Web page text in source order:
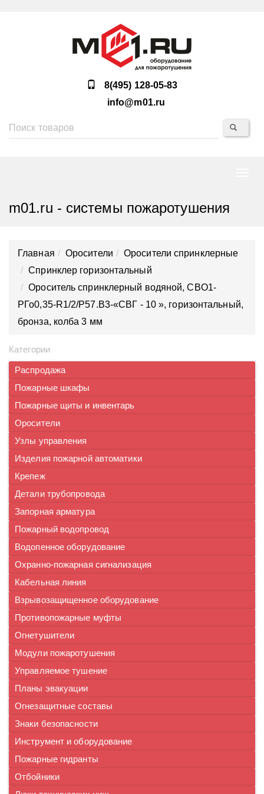
8(495) 128-05-83
info@m01.ru
m01.ru - системы пожаротушения
Главная Оросители
Оросители спринклерные
Спринклер горизонтальный
Ороситель спринклерный водяной, CВO1-
PГо0,35-R1/2/P57.B3-«СВГ - 10 », горизонтальный,
бронза, колба 3 мм
Категории
Распродажа
Пожарные шкафы
Пожарные щиты и инвентарь
Оросители
Узлы управления
Изделия пожарной автоматики
Крепеж
Детали трубопровода
Запорная арматура
Пожарный водопровод
Водопенное оборудование
Охранно-пожарная сигнализация
Кабельная линия
Взрывозащищенное оборудование
Противопожарные муфты
Огнетушители
Модули пожаротушения
Управляемое тушение
Планы эвакуации
Огнезащитные составы
Знаки безопасности
Инструмент и оборудование
Пожарные гидранты
Отбойники